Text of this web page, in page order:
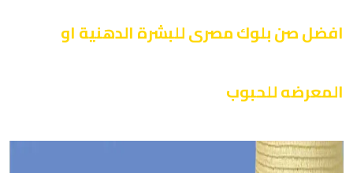
افضل صن بلوك مصرى للبشرة الدهنية او
المعرضه للحبوب